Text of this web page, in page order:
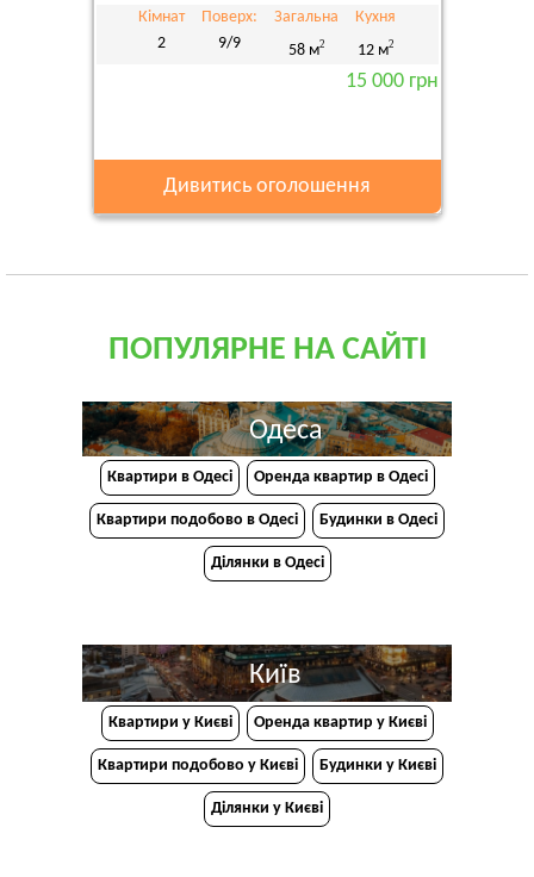
Кімнат
2
Поверх:
9/9
Загальна
58 м2
Кухня
12 м2
15 000 грн
Дивитись оголошення
ПОПУЛЯРНЕ НА САЙТІ
Одеса
Квартири в Одесі Оренда квартир в Одесі
Квартири подобово в Одесі Будинки в Одесі
Ділянки в Одесі
Київ
Квартири у Києві Оренда квартир у Києві
Квартири подобово у Києві Будинки у Києві
Ділянки у Києві